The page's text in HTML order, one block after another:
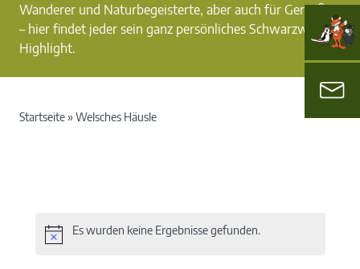
Wanderer und Naturbegeisterte, aber auch für Genießer
– hier findet jeder sein ganz persönliches Schwarzwald-
Highlight.
Startseite» Welsches Häusle
Es wurden keine Ergebnisse gefunden.